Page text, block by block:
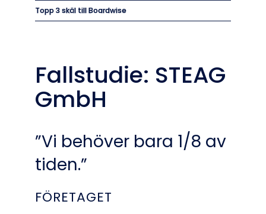
Topp 3 skäl till Boardwise
Fallstudie: STEAG
GmbH
”Vi behöver bara 1/8 av
tiden.”
FÖRETAGET